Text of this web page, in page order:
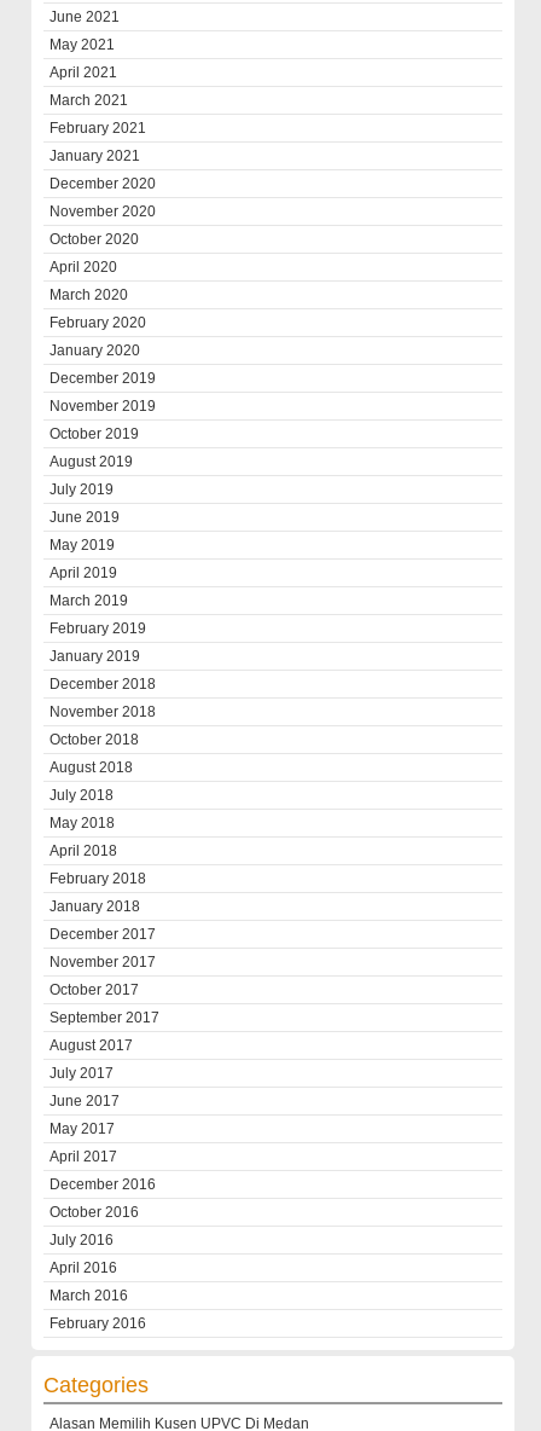
June 2021
May 2021
April 2021
March 2021
February 2021
January 2021
December 2020
November 2020
October 2020
April 2020
March 2020
February 2020
January 2020
December 2019
November 2019
October 2019
August 2019
July 2019
June 2019
May 2019
April 2019
March 2019
February 2019
January 2019
December 2018
November 2018
October 2018
August 2018
July 2018
May 2018
April 2018
February 2018
January 2018
December 2017
November 2017
October 2017
September 2017
August 2017
July 2017
June 2017
May 2017
April 2017
December 2016
October 2016
July 2016
April 2016
March 2016
February 2016
Categories
Alasan Memilih Kusen UPVC Di Medan